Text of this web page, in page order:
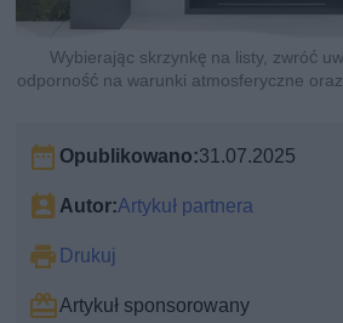
Wybierając skrzynkę na listy, zwróć
odporność na warunki atmosferyczne
Opublikowano:31.07.2025
Autor:Artykuł partnera
Drukuj
Artykuł sponsorowany